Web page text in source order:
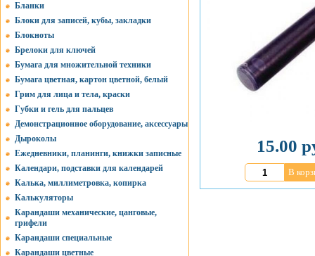
Бланки
Блоки для записей, кубы, закладки
Блокноты
Брелоки для ключей
Бумага для множительной техники
Бумага цветная, картон цветной, белый
Грим для лица и тела, краски
Губки и гель для пальцев
Демонстрационное оборудование, аксессуары
Дыроколы
Ежедневники, планинги, книжки записные
Календари, подставки для календарей
Калька, миллиметровка, копирка
Калькуляторы
Карандаши механические, цанговые,
грифели
Карандаши специальные
Карандаши цветные
15.00
В